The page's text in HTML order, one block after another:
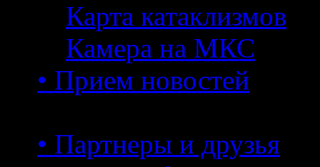
Карта катаклизмов
Камера на МКС
• Прием новостей
• Партнеры и друзья